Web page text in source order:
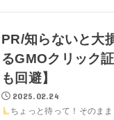
PR/知らないと大
るGMOクリック
も回避】
2025.02.24
ちょっと待って！そのま